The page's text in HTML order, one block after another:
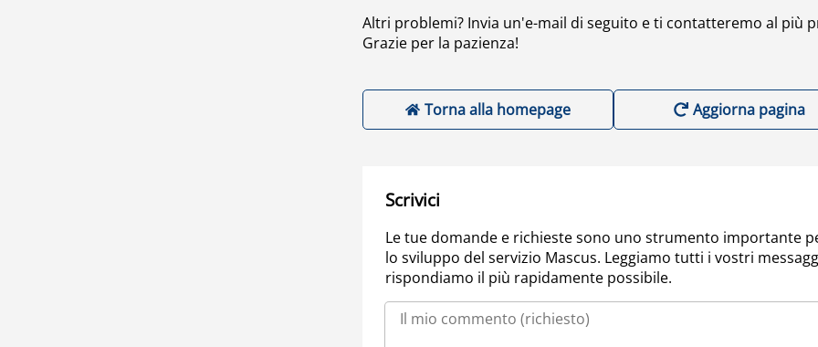
Altri problemi? Invia un'e-mail di seguito e ti contatteremo al più
Grazie per la pazienza!
Torna alla homepage Aggiorna pagina
Scrivici
Le tue domande e richieste sono uno strumento importante
lo sviluppo del servizio Mascus. Leggiamo tutti i vostri
rispondiamo il più rapidamente possibile.